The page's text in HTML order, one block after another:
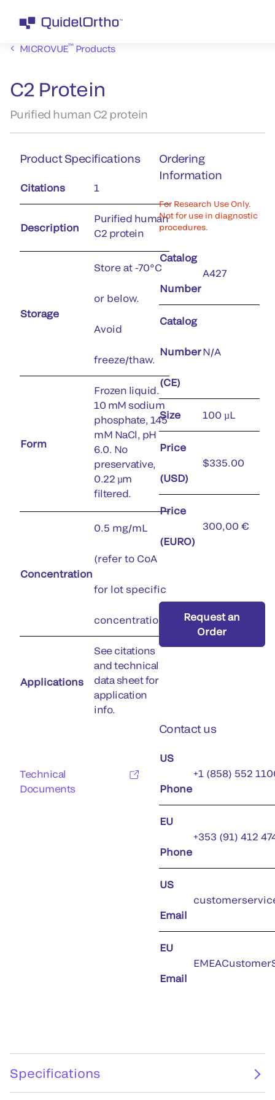
MICROVUE™Products
C2 Protein
Purified human C2 protein
Product Specifications
Citations 1
Description
Purified human
C2 protein
Storage
Store at -70°C
or below.
Avoid
freeze/thaw.
Form
Frozen liquid.
10 mM sodium
phosphate, 145
mM NaCl, pH
6.0. No
preservative,
0.22 µm
filtered.
Concentration
0.5 mg/mL
(refer to CoA
for lot specific
concentration)
Applications
See citations
and technical
data sheet for
application
info.
Technical
Documents
Ordering
Information
For Research Use Only.
Not for use in diagnostic
procedures.
Catalog
Number
A427
Catalog
Number
(CE)
N/A
Size 100 µL
Price
(USD)
$335.00
Price
(EURO)
300,00 €
Request an
Order
Contact us
US
Phone
+1 (858) 552
EU
Phone
+353 (91) 412
US
Email
EU
Email
Specifications